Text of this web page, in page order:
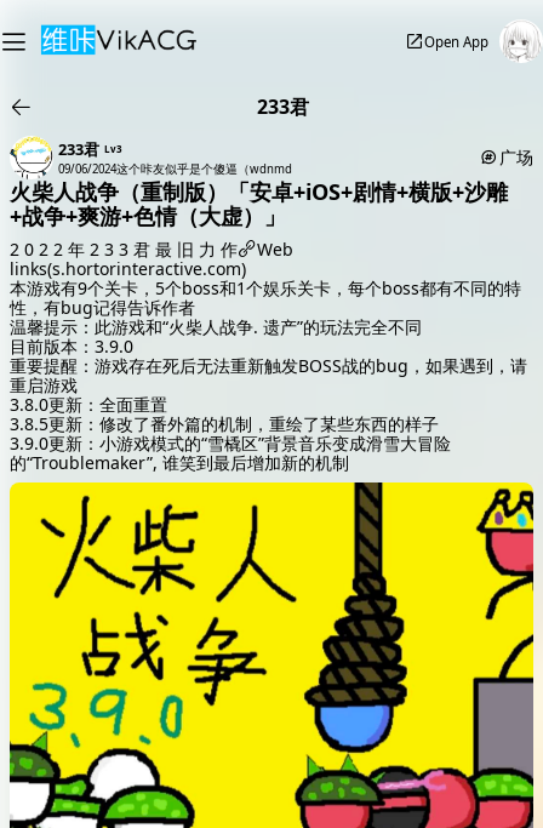
Open App
233君
233君 Lv3
09/06/2024这个咔友似乎是个傻逼（wdnmd 广场
火柴人战争（重制版）「安卓+iOS+剧情+横版+沙雕
+战争+爽游+色情（大虚）」
2 0 2 2 年 2 3 3 君 最 旧 力 作
Web
links(s.hortorinteractive.com)
本游戏有9个关卡，5个boss和1个娱乐关卡，每个boss都有不同的特
性，有bug记得告诉作者
温馨提示：此游戏和“火柴人战争. 遗产”的玩法完全不同
目前版本：3.9.0
重要提醒：游戏存在死后无法重新触发BOSS战的bug，如果遇到，请
重启游戏
3.8.0更新：全面重置
3.8.5更新：修改了番外篇的机制，重绘了某些东西的样子
3.9.0更新：小游戏模式的“雪橇区”背景音乐变成滑雪大冒险
的“Troublemaker”, 谁笑到最后增加新的机制